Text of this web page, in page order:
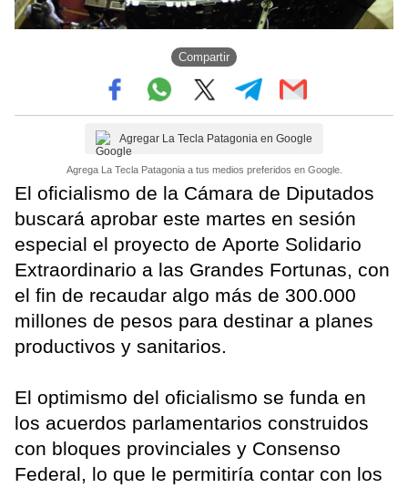
Compartir
Agregar La Tecla Patagonia en Google
Agrega La Tecla Patagonia a tus medios preferidos en Google.
El oficialismo de la Cámara de Diputados
buscará aprobar este martes en sesión
especial el proyecto de Aporte Solidario
Extraordinario a las Grandes Fortunas, con
el fin de recaudar algo más de 300.000
millones de pesos para destinar a planes
productivos y sanitarios.
El optimismo del oficialismo se funda en
los acuerdos parlamentarios construidos
con bloques provinciales y Consenso
Federal, lo que le permitiría contar con los